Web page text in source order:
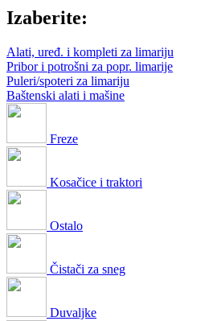
Izaberite:
Alati, uređ. i kompleti za limariju
Pribor i potrošni za popr. limarije
Puleri/spoteri za limariju
Baštenski alati i mašine
Freze
Kosačice i traktori
Ostalo
Čistači za sneg
Duvaljke